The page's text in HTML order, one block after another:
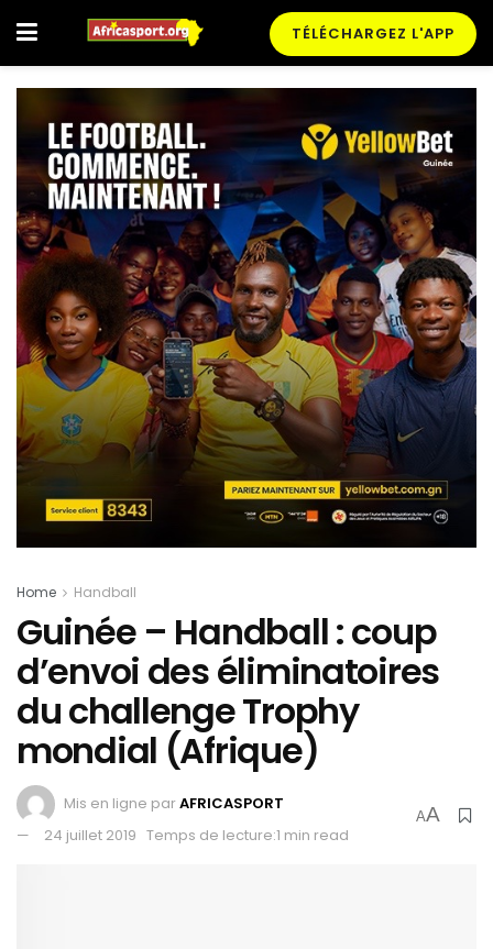
TÉLÉCHARGEZ L'APP
Home Handball
Guinée – Handball : coup
d’envoi des éliminatoires
du challenge Trophy
mondial (Afrique)
Mis en ligne parAFRICASPORT
24 juillet 2019 Temps de lecture:1 min read
AA